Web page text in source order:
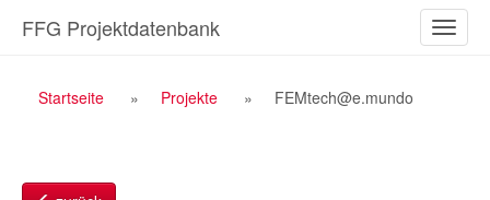
Inhalt
ein-/
FFG Projektdatenbank
Breadcrumb
Startseite Projekte FEMtech@e.mundo